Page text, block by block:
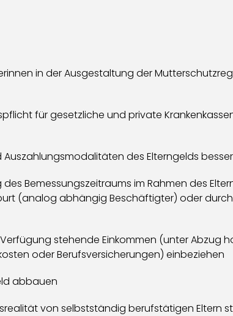
in der Ausgestaltung der
für gesetzliche und private
des Elterngelds
Bemessungszeitraums im Rahmen des
(analog abhängig Beschäftigter) oder
stehende Einkommen (unter Abzug
oder Berufsversicherungen) einbeziehen
abbauen
von selbstständig berufstätigen Eltern